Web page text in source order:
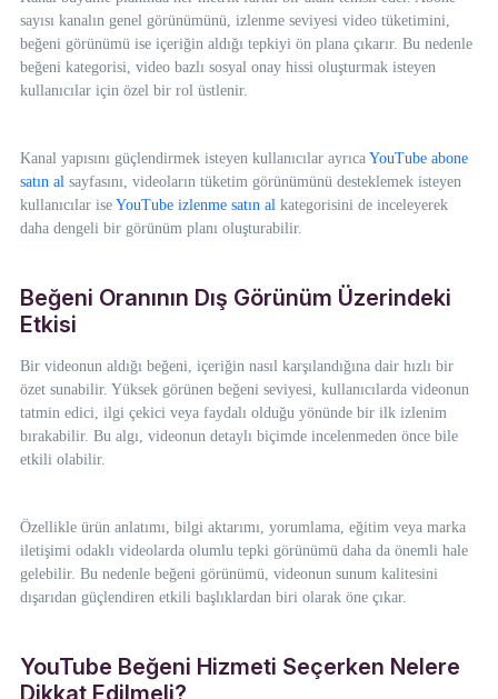
sayısı kanalın genel görünümünü, izlenme seviyesi video tüketimini,
beğeni görünümü ise içeriğin aldığı tepkiyi ön plana çıkarır. Bu nedenle
beğeni kategorisi, video bazlı sosyal onay hissi oluşturmak isteyen
kullanıcılar için özel bir rol üstlenir.
Kanal yapısını güçlendirmek isteyen kullanıcılar ayrıca YouTube abone
satın al sayfasını, videoların tüketim görünümünü desteklemek isteyen
kullanıcılar ise YouTube izlenme satın al kategorisini de inceleyerek
daha dengeli bir görünüm planı oluşturabilir.
Beğeni Oranının Dış Görünüm Üzerindeki
Etkisi
Bir videonun aldığı beğeni, içeriğin nasıl karşılandığına dair hızlı bir
özet sunabilir. Yüksek görünen beğeni seviyesi, kullanıcılarda videonun
tatmin edici, ilgi çekici veya faydalı olduğu yönünde bir ilk izlenim
bırakabilir. Bu algı, videonun detaylı biçimde incelenmeden önce bile
etkili olabilir.
Özellikle ürün anlatımı, bilgi aktarımı, yorumlama, eğitim veya marka
iletişimi odaklı videolarda olumlu tepki görünümü daha da önemli hale
gelebilir. Bu nedenle beğeni görünümü, videonun sunum kalitesini
dışarıdan güçlendiren etkili başlıklardan biri olarak öne çıkar.
YouTube Beğeni Hizmeti Seçerken Nelere
Dikkat Edilmeli?